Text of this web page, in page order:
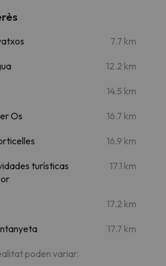
7.7 km
12.2 km
14.5 km
Os 16.7 km
16.9 km
turísticas
17.1 km
17.2 km
17.7 km
poden variar.